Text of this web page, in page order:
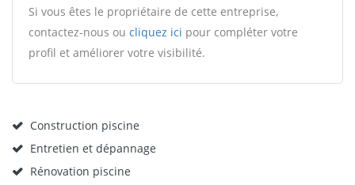
Si vous êtes le propriétaire de cette entreprise,
contactez-nous ou cliquez ici pour compléter votre
profil et améliorer votre visibilité.
Construction piscine
Entretien et dépannage
Rénovation piscine